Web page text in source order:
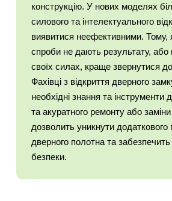
конструкцію. У нових моделях
силового та інтелектуального
виявитися неефективними. Тому,
спроби не дають результату, або
своїх силах, краще звернутися
Фахівці з відкриття дверного
необхідні знання та інструменти
та акуратного ремонту або
дозволить уникнути
дверного полотна та забезпечить
безпеки.